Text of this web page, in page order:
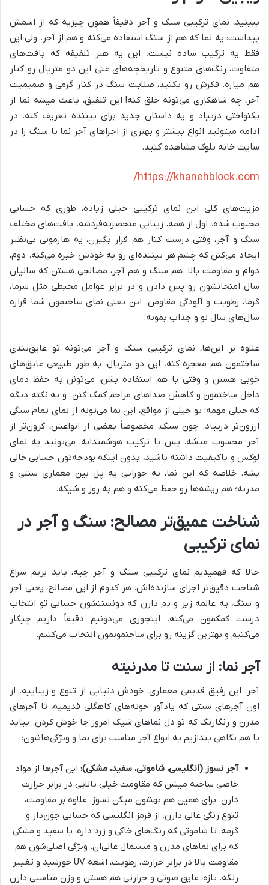
ببینید، نمای ترکیبی سنگ و آجر دقیقاً همون چیزیه که از اسمش
پیداست: یه نما که هم از سنگ استفاده می‌کنه و هم از آجر. ولی این
فقط یه ترکیب ساده نیست؛ این یه هنر تلفیقه که بافت‌های
متفاوت، رنگ‌های متنوع و تاریخچه‌های غنی این دو متریال رو کنار
هم میاره. فکرش رو بکنید، صلابت سنگ در کنار گرمی و صمیمیت
آجر، چه شاهکاری می‌تونه خلق کنه! این تلفیق، باعث میشه نما از
یکنواختی دربیاد و یه داستان جدید برای بیننده تعریف کنه. در
ادامه میتونید انواع بیشتر و بهتری از اجراهای آجر نما با سنگ را در
سایت خانه بلوک مشاهده کنید.
https://khanehblock.com/
مزیت‌های کلی این نمای ترکیبی خیلی زیاده، طوری که حسابی
محبوب شده. اول از همه، زیبایی منحصربه‌فردشه. بافت‌های مختلف
سنگ و آجر، وقتی درست کنار هم قرار بگیرن، یه هارمونی بی‌نظیر
ایجاد می‌کنن که چشم هر بیننده‌ای رو به خودش خیره می‌کنه. دوم،
دوام و مقاومت بالا. هم سنگ و هم آجر، مصالحی هستن که سالیان
سال امتحانشون رو پس دادن و در برابر عوامل محیطی مثل سرما،
گرما، رطوبت و آلودگی مقاومن. این یعنی نمای ساختمون شما قراره
سال‌های سال نو و جذاب بمونه.
علاوه بر این‌ها، نمای ترکیبی سنگ و آجر می‌تونه تو عایق‌بندی
ساختمون هم معجزه کنه. این دو متریال، به طور طبیعی عایق‌های
خوبی هستن و وقتی با هم استفاده بشن، می‌تونن به حفظ دمای
داخل ساختمون و کاهش صداهای مزاحم کمک کنن. و یه نکته دیگه
که خیلی مهمه: تو خیلی از مواقع، این نما می‌تونه از نمای تمام سنگی
ارزون‌تر دربیاد. چون سنگ، مخصوصاً بعضی از انواعش، گرون‌تر از
آجر محسوب میشه. پس با ترکیب هوشمندانه، می‌تونید یه نمای
لوکس و باکیفیت داشته باشید، بدون اینکه بودجه‌تون حسابی خالی
بشه. خلاصه که این نما، یه جورایی یه پل بین معماری سنتی و
مدرنه؛ هم ریشه‌ها رو حفظ می‌کنه و هم به روز و شیکه.
شناخت عمیق‌تر مصالح: سنگ و آجر در
نمای ترکیبی
حالا که فهمیدیم نمای ترکیبی سنگ و آجر چیه، باید بریم سراغ
شناخت دقیق‌تر اجزای سازنده‌اش. هر کدوم از این مصالح، یعنی آجر
و سنگ، یه عالمه زیر و بم دارن که دونستنشون حسابی تو انتخاب
درست کمکمون می‌کنه. اینجوری می‌دونیم دقیقاً داریم چیکار
می‌کنیم و بهترین گزینه رو برای ساختمونمون انتخاب می‌کنیم.
آجر نما: از سنت تا مدرنیته
آجر، این رفیق قدیمی معماری، خودش دنیایی از تنوع و زیباییه. از
اون آجرهای سنتی که یادآور خونه‌های کاهگلی قدیمیه، تا آجرهای
مدرن و رنگارنگ که تو دل نماهای شیک امروز جا خوش کردن. بیاید
با هم نگاهی بندازیم به انواع آجر مناسب برای نما و ویژگی‌هاشون:
آجر نسوز (انگلیسی، شاموتی، سفید، مشکی): این آجرها از مواد
خاصی ساخته میشن که مقاومت خیلی بالایی در برابر حرارت
دارن. برای همین هم بهشون میگن نسوز. علاوه بر مقاومت،
تنوع رنگی عالی دارن؛ از قرمز انگلیسی که حسابی جون‌دار و
گرمه، تا شاموتی که رنگ‌های خاکی و زرد داره، یا سفید و مشکی
که برای نماهای مدرن و مینیمال عالی‌ان. ویژگی اصلی‌شون هم
مقاومت بالا در برابر حرارت، رطوبت، اشعه UV خورشید و تغییر
رنگه. تازه، عایق صوتی و حرارتی هم هستن و وزن مناسبی دارن